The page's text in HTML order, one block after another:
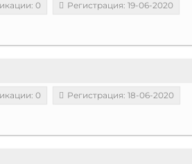
0 Регистрация: 19-06-2020
0 Регистрация: 18-06-2020